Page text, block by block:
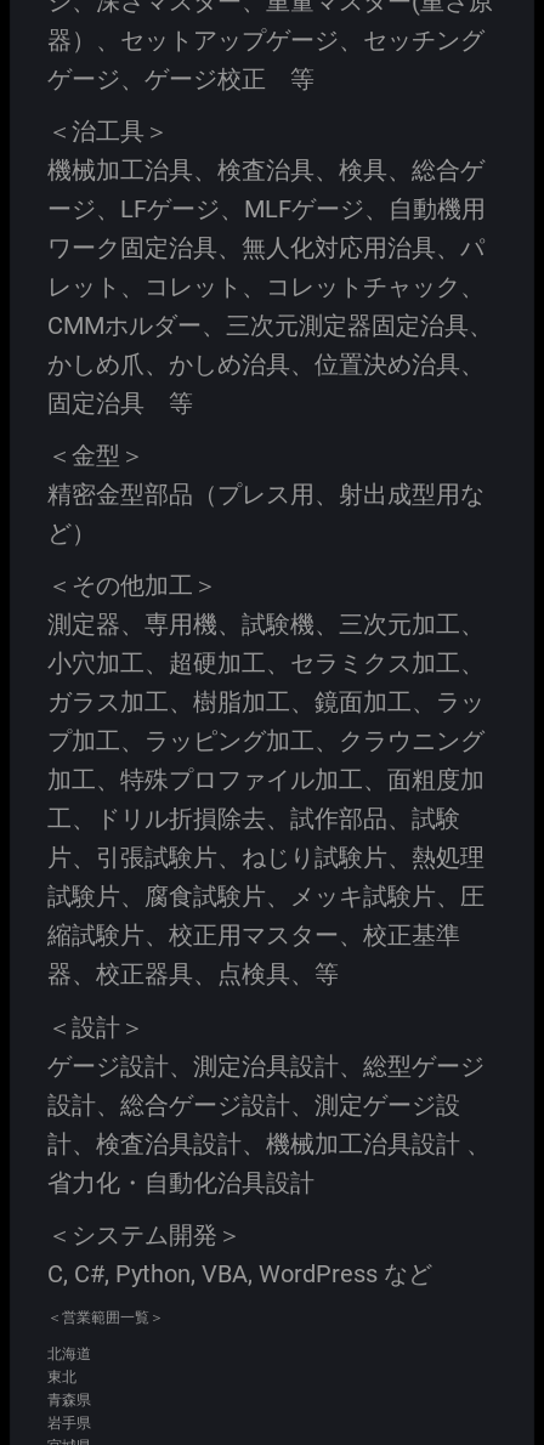
器）、セットアップゲージ、セッチング
ゲージ、ゲージ校正 等
＜治工具＞
機械加工治具、検査治具、検具、総合ゲ
ージ、LFゲージ、MLFゲージ、自動機用
ワーク固定治具、無人化対応用治具、パ
レット、コレット、コレットチャック、
CMMホルダー、三次元測定器固定治具、
かしめ爪、かしめ治具、位置決め治具、
固定治具 等
＜金型＞
精密金型部品（プレス用、射出成型用な
ど）
＜その他加工＞
測定器、専用機、試験機、三次元加工、
小穴加工、超硬加工、セラミクス加工、
ガラス加工、樹脂加工、鏡面加工、ラッ
プ加工、ラッピング加工、クラウニング
加工、特殊プロファイル加工、面粗度加
工、ドリル折損除去、試作部品、試験
片、引張試験片、ねじり試験片、熱処理
試験片、腐食試験片、メッキ試験片、圧
縮試験片、校正用マスター、校正基準
器、校正器具、点検具、等
＜設計＞
ゲージ設計、測定治具設計、総型ゲージ
設計、総合ゲージ設計、測定ゲージ設
計、検査治具設計、機械加工治具設計 、
省力化・自動化治具設計
＜システム開発＞
C, C#, Python, VBA, WordPress など
＜営業範囲一覧＞
北海道
東北
青森県
岩手県